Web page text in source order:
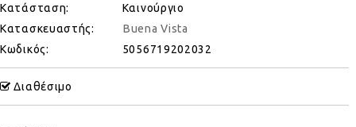
Κατάσταση:
Καινούργιο
Κατασκευαστής:
Buena Vista
Κωδικός:
5056719202032
Διαθέσιμο